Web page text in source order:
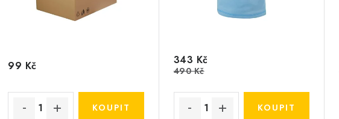
99 Kč 343 Kč
490 Kč